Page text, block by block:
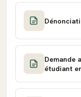
Demande
étudiant